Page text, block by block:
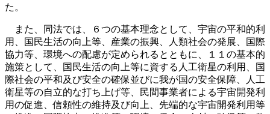
た。
また、同法では、６つの基本理念として、宇宙の平和的利
用、国民生活の向上等、産業の振興、人類社会の発展、国際
協力等、環境への配慮が定められるとともに、１１の基本的
施策として、国民生活の向上等に資する人工衛星の利用、国
際社会の平和及び安全の確保並びに我が国の安全保障、人工
衛星等の自立的な打ち上げ等、民間事業者による宇宙開発利
用の促進、信頼性の維持及び向上、先端的な宇宙開発利用等